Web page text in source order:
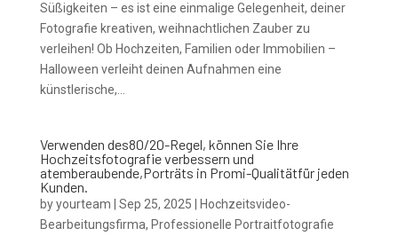
Süßigkeiten – es ist eine einmalige Gelegenheit, deiner
Fotografie kreativen, weihnachtlichen Zauber zu
verleihen! Ob Hochzeiten, Familien oder Immobilien –
Halloween verleiht deinen Aufnahmen eine
künstlerische,...
Verwenden des80/20-Regel, können Sie Ihre
Hochzeitsfotografie verbessern und
atemberaubende,Porträts in Promi-Qualitätfür jeden
Kunden.
byyourteam Sep 25, 2025
Hochzeitsvideo-
Bearbeitungsfirma, Professionelle Portraitfotografie